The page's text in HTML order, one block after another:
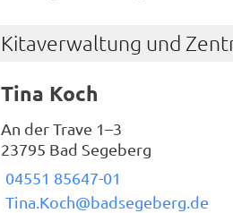
Kitaverwaltung und
Tina Koch
An der Trave 1–3
23795 Bad Segeberg
04551 85647-01
Tina.Koch@badsegeberg.de